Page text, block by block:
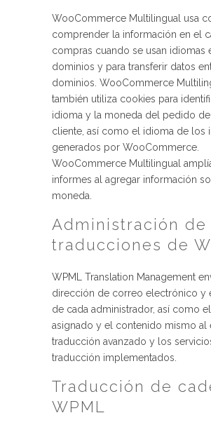
WooCommerce Multilingual usa
comprender la información en el
compras cuando se usan idiomas
dominios y para transferir datos
dominios. WooCommerce
también utiliza cookies para
idioma y la moneda del pedido de
cliente, así como el idioma de los
generados por WooCommerce.
WooCommerce Multilingual
informes al agregar información
moneda.
Administración de
traducciones de
WPML Translation Management
dirección de correo electrónico y
de cada administrador, así como
asignado y el contenido mismo al
traducción avanzado y los
traducción implementados.
Traducción de
WPML